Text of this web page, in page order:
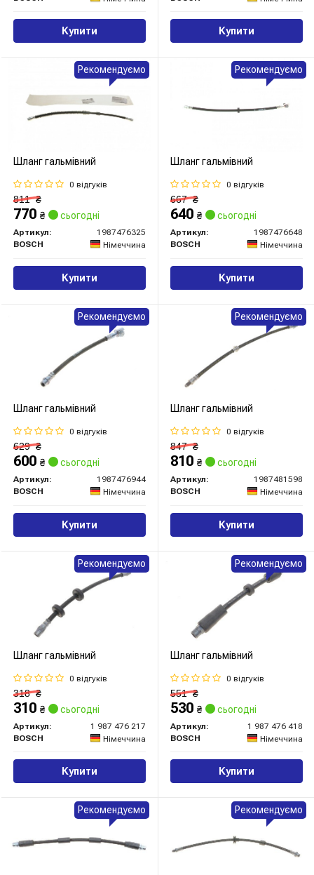
Купити Купити
Шланг гальмівний
0 відгуків
811₴
770 ₴ сьогодні
Артикул:
1987476325
BOSCH
Німеччина
Купити
Рекомендуємо
Шланг гальмівний
0 відгуків
667₴
640 ₴ сьогодні
Артикул:
1987476648
BOSCH
Німеччина
Купити
Рекомендуємо
Шланг гальмівний
0 відгуків
629₴
600 ₴ сьогодні
Артикул:
1987476944
BOSCH
Німеччина
Купити
Рекомендуємо
Шланг гальмівний
0 відгуків
847₴
810 ₴ сьогодні
Артикул:
1987481598
BOSCH
Німеччина
Купити
Рекомендуємо
Шланг гальмівний
0 відгуків
318₴
310 ₴ сьогодні
Артикул:
1 987 476 217
BOSCH
Німеччина
Купити
Рекомендуємо
Шланг гальмівний
0 відгуків
551₴
530 ₴ сьогодні
Артикул:
1 987 476 418
BOSCH
Німеччина
Купити
Рекомендуємо
Рекомендуємо Рекомендуємо